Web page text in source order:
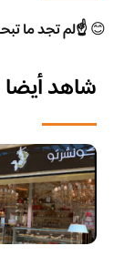
😊☝️لم تجد ما
شاهد أيضا